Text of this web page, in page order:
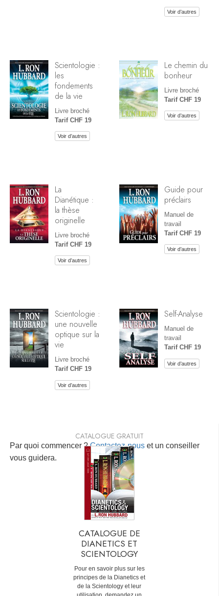
Voir d’autres
Scientologie :
les
fondements
de la vie
Livre broché
Tarif CHF 19
Voir d’autres
Le chemin du
bonheur
Livre broché
Tarif CHF 19
Voir d’autres
La
Dianétique :
la thèse
originelle
Livre broché
Tarif CHF 19
Voir d’autres
Guide pour
préclairs
Manuel de
travail
Tarif CHF 19
Voir d’autres
Scientologie :
une nouvelle
optique sur la
vie
Livre broché
Tarif CHF 19
Voir d’autres
Self-Analyse
Manuel de
travail
Tarif CHF 19
Voir d’autres
Par quoi commencer ?Contactez-nous et un conseiller
vous guidera.
CATALOGUE GRATUIT
CATALOGUE DE
DIANETICS ET
SCIENTOLOGY
Pour en savoir plus sur les
principes de la Dianetics et
de la Scientology et leur